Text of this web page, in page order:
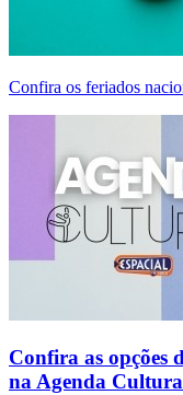
Confira os feriados
Confira as opções
na Agenda